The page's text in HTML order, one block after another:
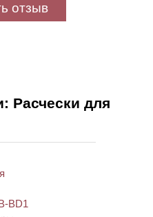
отзыв
Расчески для